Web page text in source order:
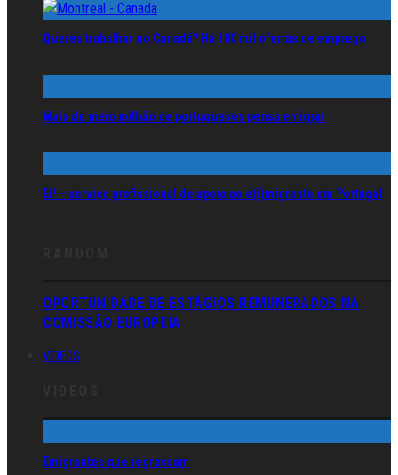
Queres trabalhar no Canadá? Há 100 mil ofertas de emprego
Mais de meio milhão de portugueses pensa emigrar
Ei! – serviço profissional de apoio ao e(i)migrante em Portugal
OPORTUNIDADE DE ESTÁGIOS REMUNERADOS NA
COMISSÃO EUROPEIA
VÍDEOS
Emigrantes que regressam